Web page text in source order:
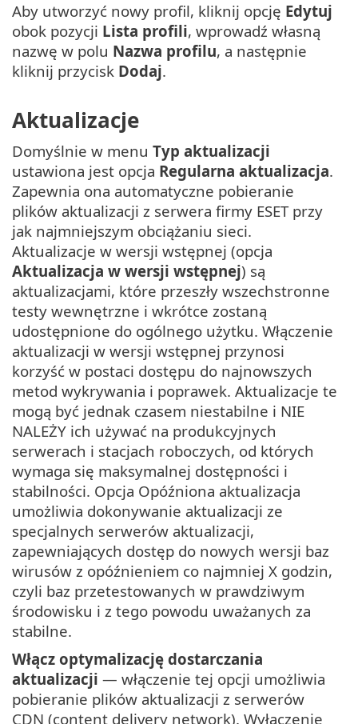
Aby utworzyć nowy profil, kliknij opcję Edytuj
obok pozycji Lista profili, wprowadź własną
nazwę w polu Nazwa profilu, a następnie
kliknij przycisk Dodaj.
Aktualizacje
Domyślnie w menu Typ aktualizacji
ustawiona jest opcja Regularna aktualizacja.
Zapewnia ona automatyczne pobieranie
plików aktualizacji z serwera firmy ESET przy
jak najmniejszym obciążaniu sieci.
Aktualizacje w wersji wstępnej (opcja
Aktualizacja w wersji wstępnej) są
aktualizacjami, które przeszły wszechstronne
testy wewnętrzne i wkrótce zostaną
udostępnione do ogólnego użytku. Włączenie
aktualizacji w wersji wstępnej przynosi
korzyść w postaci dostępu do najnowszych
metod wykrywania i poprawek. Aktualizacje te
mogą być jednak czasem niestabilne i NIE
NALEŻY ich używać na produkcyjnych
serwerach i stacjach roboczych, od których
wymaga się maksymalnej dostępności i
stabilności. Opcja Opóźniona aktualizacja
umożliwia dokonywanie aktualizacji ze
specjalnych serwerów aktualizacji,
zapewniających dostęp do nowych wersji baz
wirusów z opóźnieniem co najmniej X godzin,
czyli baz przetestowanych w prawdziwym
środowisku i z tego powodu uważanych za
stabilne.
Włącz optymalizację dostarczania
aktualizacji — włączenie tej opcji umożliwia
pobieranie plików aktualizacji z serwerów
CDN (content delivery network). Wyłączenie